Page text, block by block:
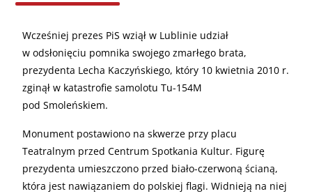
Wcześniej prezes PiS wziął w Lublinie udział
w odsłonięciu pomnika swojego zmarłego brata,
prezydenta Lecha Kaczyńskiego, który 10 kwietnia 2010 r.
zginął w katastrofie samolotu Tu-154M
pod Smoleńskiem.
Monument postawiono na skwerze przy placu
Teatralnym przed Centrum Spotkania Kultur. Figurę
prezydenta umieszczono przed biało-czerwoną ścianą,
która jest nawiązaniem do polskiej flagi. Widnieją na niej